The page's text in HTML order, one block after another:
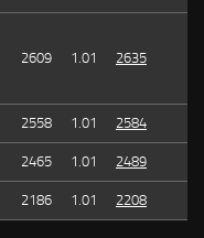
2609 1.01 2635
2558 1.01 2584
2465 1.01 2489
2186 1.01 2208